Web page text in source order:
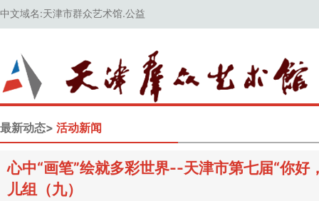
中文域名:天津市群众艺术馆.公益
最新动态> 活动新闻
心中“画笔”绘就多彩世界--天津市第七届“你好
儿组（九）